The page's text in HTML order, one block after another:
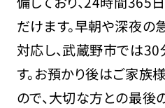
だけます。早朝や深夜
対応し、武蔵野市では
す。お預かり後はご家族
ので、大切な方との最後